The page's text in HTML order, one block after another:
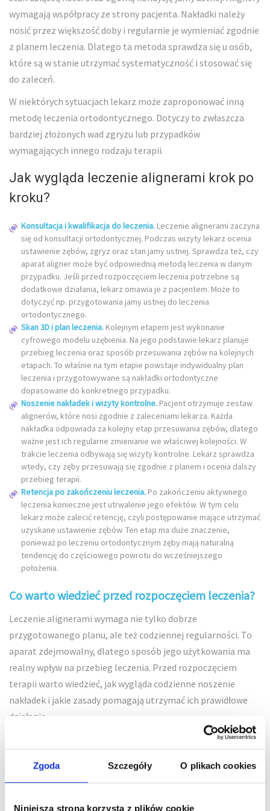
Zgoda Szczegóły O plikach cookies
Niniejsza strona korzysta z plików cookie
wymagają współpracy ze strony pacjenta. Nakładki należy
nosić przez większość doby i regularnie je wymieniać zgodnie
z planem leczenia. Dlatego ta metoda sprawdza się u osób,
które są w stanie utrzymać systematyczność i stosować się
do zaleceń.
W niektórych sytuacjach lekarz może zaproponować inną
metodę leczenia ortodontycznego. Dotyczy to zwłaszcza
bardziej złożonych wad zgryzu lub przypadków
wymagających innego rodzaju terapii.
Jak wygląda leczenie alignerami krok po
kroku?
Konsultacja i kwalifikacja do leczenia. Leczenie alignerami zaczyna
się od konsultacji ortodontycznej. Podczas wizyty lekarz ocenia
ustawienie zębów, zgryz oraz stan jamy ustnej. Sprawdza też, czy
aparat aligner może być odpowiednią metodą leczenia w danym
przypadku. Jeśli przed rozpoczęciem leczenia potrzebne są
dodatkowe działania, lekarz omawia je z pacjentem. Może to
dotyczyć np. przygotowania jamy ustnej do leczenia
ortodontycznego.
Skan 3D i plan leczenia. Kolejnym etapem jest wykonanie
cyfrowego modelu uzębienia. Na jego podstawie lekarz planuje
przebieg leczenia oraz sposób przesuwania zębów na kolejnych
etapach. To właśnie na tym etapie powstaje indywidualny plan
leczenia i przygotowywane są nakładki ortodontyczne
dopasowane do konkretnego przypadku.
Noszenie nakładek i wizyty kontrolne. Pacjent otrzymuje zestaw
alignerów, które nosi zgodnie z zaleceniami lekarza. Każda
nakładka odpowiada za kolejny etap przesuwania zębów, dlatego
ważne jest ich regularne zmienianie we właściwej kolejności. W
trakcie leczenia odbywają się wizyty kontrolne. Lekarz sprawdza
wtedy, czy zęby przesuwają się zgodnie z planem i ocenia dalszy
przebieg terapii.
Retencja po zakończeniu leczenia. Po zakończeniu aktywnego
leczenia konieczne jest utrwalenie jego efektów. W tym celu
lekarz może zalecić retencję, czyli postępowanie mające utrzymać
uzyskane ustawienie zębów. Ten etap ma duże znaczenie,
ponieważ po leczeniu ortodontycznym zęby mają naturalną
tendencję do częściowego powrotu do wcześniejszego
położenia.
Co warto wiedzieć przed rozpoczęciem leczenia?
Leczenie alignerami wymaga nie tylko dobrze
przygotowanego planu, ale też codziennej regularności. To
aparat zdejmowalny, dlatego sposób jego użytkowania ma
realny wpływ na przebieg leczenia. Przed rozpoczęciem
terapii warto wiedzieć, jak wygląda codzienne noszenie
nakładek i jakie zasady pomagają utrzymać ich prawidłowe
działanie.
Nakładki należy zdejmować
przekąsek. Jedzenie w alignerach może prowadzić do ich
uszkodzenia, odkształcenia lub zabrudzenia. Po posiłku warto
ponownym założeniem nakładek.